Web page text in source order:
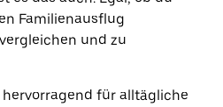
Familienausflug
und zu
für alltägliche